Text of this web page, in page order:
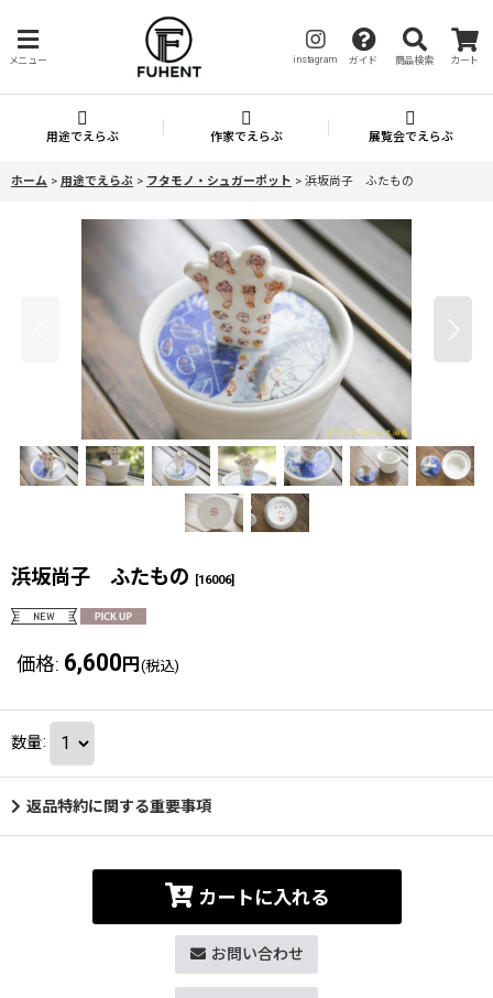
メニュー instagram ガイド 商品検索 カート
用途でえらぶ 作家でえらぶ 展覧会でえらぶ
ホーム > 用途でえらぶ > フタモノ・シュガーポット > 浜坂尚子 ふたもの
浜坂尚子 ふたもの [16006]
価格: 6,600 円 (税込)
数量:
返品特約に関する重要事項
カートに入れる
お問い合わせ